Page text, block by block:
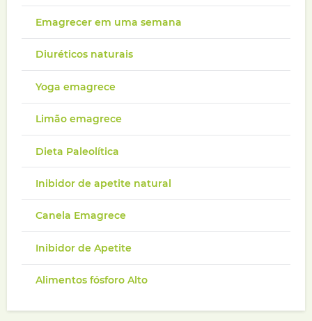
Emagrecer em uma semana
Diuréticos naturais
Yoga emagrece
Limão emagrece
Dieta Paleolítica
Inibidor de apetite natural
Canela Emagrece
Inibidor de Apetite
Alimentos fósforo Alto